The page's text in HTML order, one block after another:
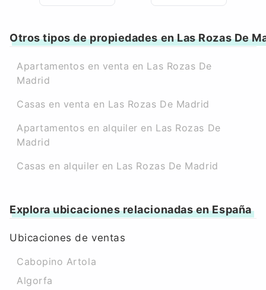
Otros tipos de propiedades en Las Rozas De
Apartamentos en venta en Las Rozas De
Madrid
Casas en venta en Las Rozas De Madrid
Apartamentos en alquiler en Las Rozas De
Madrid
Casas en alquiler en Las Rozas De Madrid
Explora ubicaciones relacionadas en España
Ubicaciones de ventas
Cabopino Artola
Algorfa